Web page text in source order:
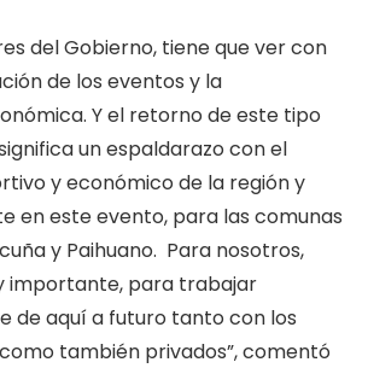
del Gobierno, tiene que ver con
de los eventos y la
Y el retorno de este tipo
un espaldarazo con el
y económico de la región y
en este evento, para las comunas
y Paihuano. Para nosotros,
importante, para trabajar
de aquí a futuro tanto con los
también privados”, comentó